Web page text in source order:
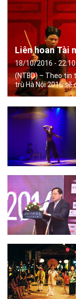
​Liên hoan Tài
(NTBD) – Theo tin
trù Hà Nội 2016
Thái học – Trung